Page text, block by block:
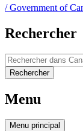
/Government of
Rechercher
Rechercher
Rechercher
Menu
Menu principal